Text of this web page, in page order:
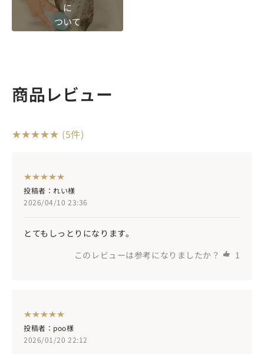
に
ついて
商品レビュー
(5件)
投稿者：れい様
2026/04/10 23:36
とてもしっとりになります。
このレビューは参考になりましたか？
1
投稿者：poo様
2026/01/20 22:12